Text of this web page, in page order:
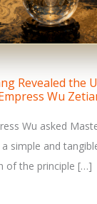
Revealed the
Wu
Wu asked
simple and
of the principle […]